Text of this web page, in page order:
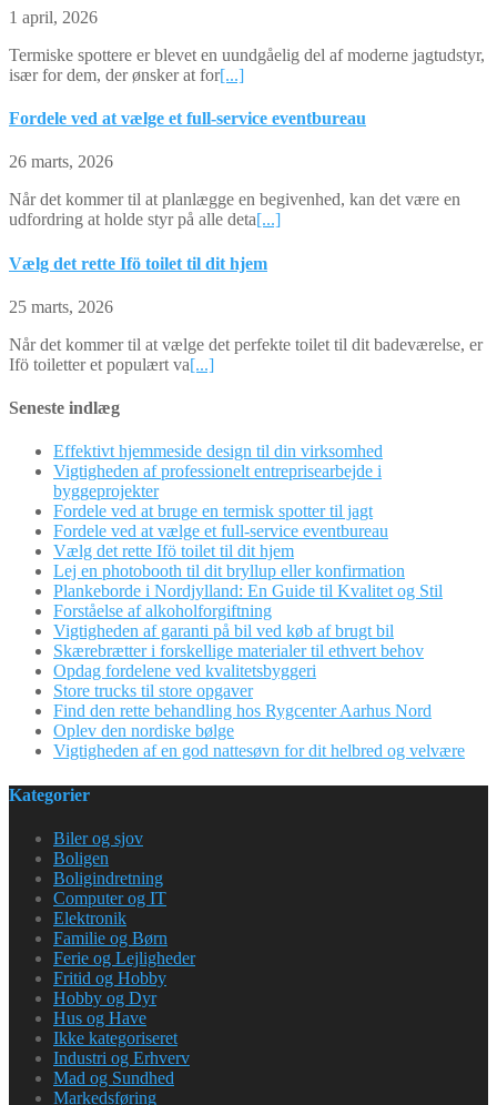
1 april, 2026
Termiske spottere er blevet en uundgåelig del af moderne jagtudstyr,
især for dem, der ønsker at for[...]
Fordele ved at vælge et full-service eventbureau
26 marts, 2026
Når det kommer til at planlægge en begivenhed, kan det være en
udfordring at holde styr på alle deta[...]
Vælg det rette Ifö toilet til dit hjem
25 marts, 2026
Når det kommer til at vælge det perfekte toilet til dit badeværelse, er
Ifö toiletter et populært va[...]
Seneste indlæg
Effektivt hjemmeside design til din virksomhed
Vigtigheden af professionelt entreprisearbejde i
byggeprojekter
Fordele ved at bruge en termisk spotter til jagt
Fordele ved at vælge et full-service eventbureau
Vælg det rette Ifö toilet til dit hjem
Lej en photobooth til dit bryllup eller konfirmation
Plankeborde i Nordjylland: En Guide til Kvalitet og Stil
Forståelse af alkoholforgiftning
Vigtigheden af garanti på bil ved køb af brugt bil
Skærebrætter i forskellige materialer til ethvert behov
Opdag fordelene ved kvalitetsbyggeri
Store trucks til store opgaver
Find den rette behandling hos Rygcenter Aarhus Nord
Oplev den nordiske bølge
Vigtigheden af en god nattesøvn for dit helbred og velvære
Kategorier
Biler og sjov
Boligen
Boligindretning
Computer og IT
Elektronik
Familie og Børn
Ferie og Lejligheder
Fritid og Hobby
Hobby og Dyr
Hus og Have
Ikke kategoriseret
Industri og Erhverv
Mad og Sundhed
Markedsføring